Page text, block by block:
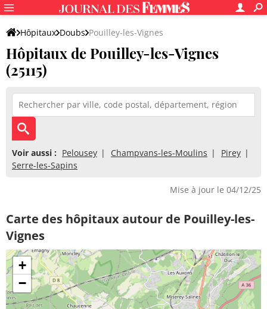
Hôpitaux Doubs Pouilley-les-Vignes
Hôpitaux de Pouilley-les-Vignes
(25115)
Voir aussi : Pelousey Champvans-les-Moulins
Pirey
Serre-les-Sapins
Mise à jour le 04/12/25
Carte des hôpitaux autour de Pouilley-les-
Vignes
+
−